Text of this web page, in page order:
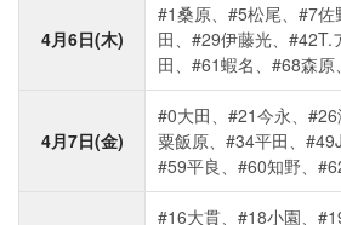
4月6日(木)
#1桑原、#5松尾、#7
田、#29伊藤光、#42T.
田、#61蝦名、#68森原
4月7日(金)
#0大田、#21今永、
粟飯原、#34平田、
#59平良、#60知野、
#16大貫、#18小園、